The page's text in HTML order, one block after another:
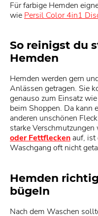
Für farbige Hemden
wie Persil Color 4in1
So reinigst du
Hemden
Hemden werden gern
Anlässen getragen. Sie
genauso zum Einsatz
beim Shoppen. Da kann
anderen unschönen
starke Verschmutzungen
oder Fettflecken auf, ist
Waschgang oft nicht
Hemden
bügeln
Nach dem Waschen